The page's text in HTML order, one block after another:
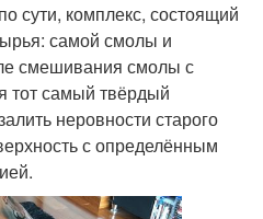
сути, комплекс, состоящий
самой смолы и
смешивания смолы с
тот самый твёрдый
неровности старого
с определённым